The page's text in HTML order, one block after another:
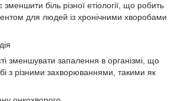
біль різної етіології, що робить
для людей із хронічними хворобами
зменшувати запалення в організмі, що
з різними захворюваннями, такими як